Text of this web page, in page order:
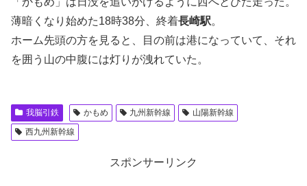
薄暗くなり始めた18時38分、終着長崎駅。
ホーム先頭の方を見ると、目の前は港になっていて、それ
を囲う山の中腹には灯りが洩れていた。
我脳引鉄 かもめ 九州新幹線
山陽新幹線
西九州新幹線
スポンサーリンク